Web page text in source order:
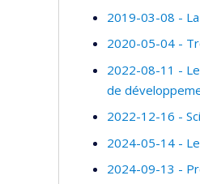
2019-03-08 -
2020-05-04 -
2022-08-11 -
de
2022-12-16 -
2024-05-14 -
2024-09-13 -